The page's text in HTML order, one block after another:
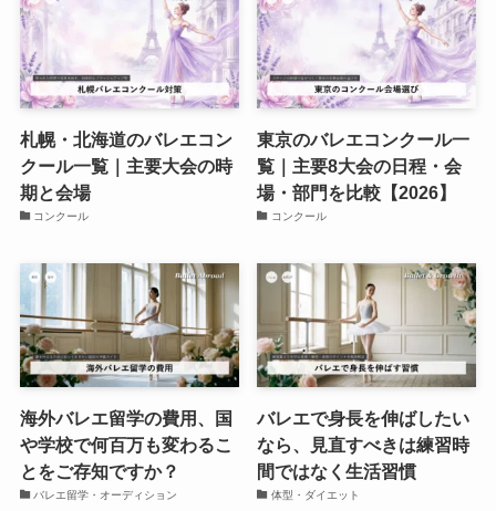
札幌・北海道のバレエコン
クール一覧｜主要大会の時
期と会場
コンクール
東京のバレエコンクール一
覧｜主要8大会の日程・会
場・部門を比較【2026】
コンクール
海外バレエ留学の費用、国
や学校で何百万も変わるこ
とをご存知ですか？
バレエ留学・オーディション
バレエで身長を伸ばしたい
なら、見直すべきは練習時
間ではなく生活習慣
体型・ダイエット